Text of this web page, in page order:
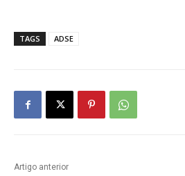
TAGS ADSE
Artigo anterior